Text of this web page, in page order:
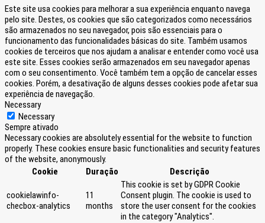
Este site usa cookies para melhorar a sua experiência enquanto navega
pelo site. Destes, os cookies que são categorizados como necessários
são armazenados no seu navegador, pois são essenciais para o
funcionamento das funcionalidades básicas do site. Também usamos
cookies de terceiros que nos ajudam a analisar e entender como você usa
este site. Esses cookies serão armazenados em seu navegador apenas
com o seu consentimento. Você também tem a opção de cancelar esses
cookies. Porém, a desativação de alguns desses cookies pode afetar sua
experiência de navegação.
Necessary
Necessary
Sempre ativado
Necessary cookies are absolutely essential for the website to function
properly. These cookies ensure basic functionalities and security features
of the website, anonymously.
Cookie
Duração Descrição
cookielawinfo-
checbox-analytics
11
months
This cookie is set by GDPR Cookie
Consent plugin. The cookie is used to
store the user consent for the cookies
in the category "Analytics".